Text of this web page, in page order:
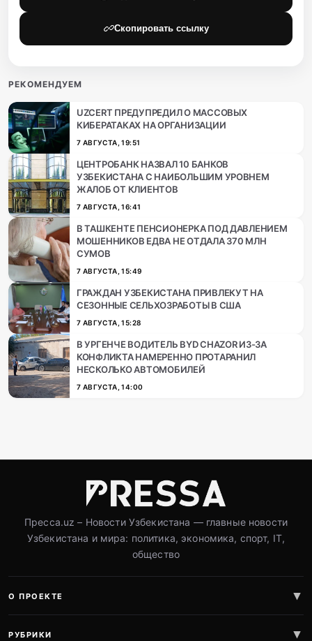
Скопировать ссылку
РЕКОМЕНДУЕМ
UZCERT ПРЕДУПРЕДИЛ О МАССОВЫХ
КИБЕРАТАКАХ НА ОРГАНИЗАЦИИ
7 АВГУСТА, 19:51
ЦЕНТРОБАНК НАЗВАЛ 10 БАНКОВ
УЗБЕКИСТАНА С НАИБОЛЬШИМ УРОВНЕМ
ЖАЛОБ ОТ КЛИЕНТОВ
7 АВГУСТА, 16:41
В ТАШКЕНТЕ ПЕНСИОНЕРКА ПОД ДАВЛЕНИЕМ
МОШЕННИКОВ ЕДВА НЕ ОТДАЛА 370 МЛН
СУМОВ
7 АВГУСТА, 15:49
ГРАЖДАН УЗБЕКИСТАНА ПРИВЛЕКУТ НА
СЕЗОННЫЕ СЕЛЬХОЗРАБОТЫ В США
7 АВГУСТА, 15:28
В УРГЕНЧЕ ВОДИТЕЛЬ BYD CHAZOR ИЗ-ЗА
КОНФЛИКТА НАМЕРЕННО ПРОТАРАНИЛ
НЕСКОЛЬКО АВТОМОБИЛЕЙ
7 АВГУСТА, 14:00
Пресса.uz – Новости Узбекистана — главные новости
Узбекистана и мира: политика, экономика, спорт, IT,
общество
О ПРОЕКТЕ
РУБРИКИ